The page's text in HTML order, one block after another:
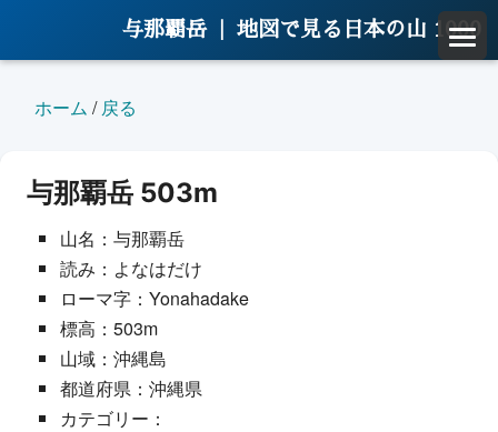
与那覇岳 | 地図で見る日本の山 1000
ホーム /戻る
与那覇岳 503m
山名：与那覇岳
読み：よなはだけ
ローマ字：Yonahadake
標高：503m
山域：沖縄島
都道府県：沖縄県
カテゴリー：